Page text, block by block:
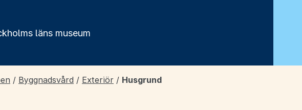
läns museum
/ Byggnadsvård / Exteriör / Husgrund